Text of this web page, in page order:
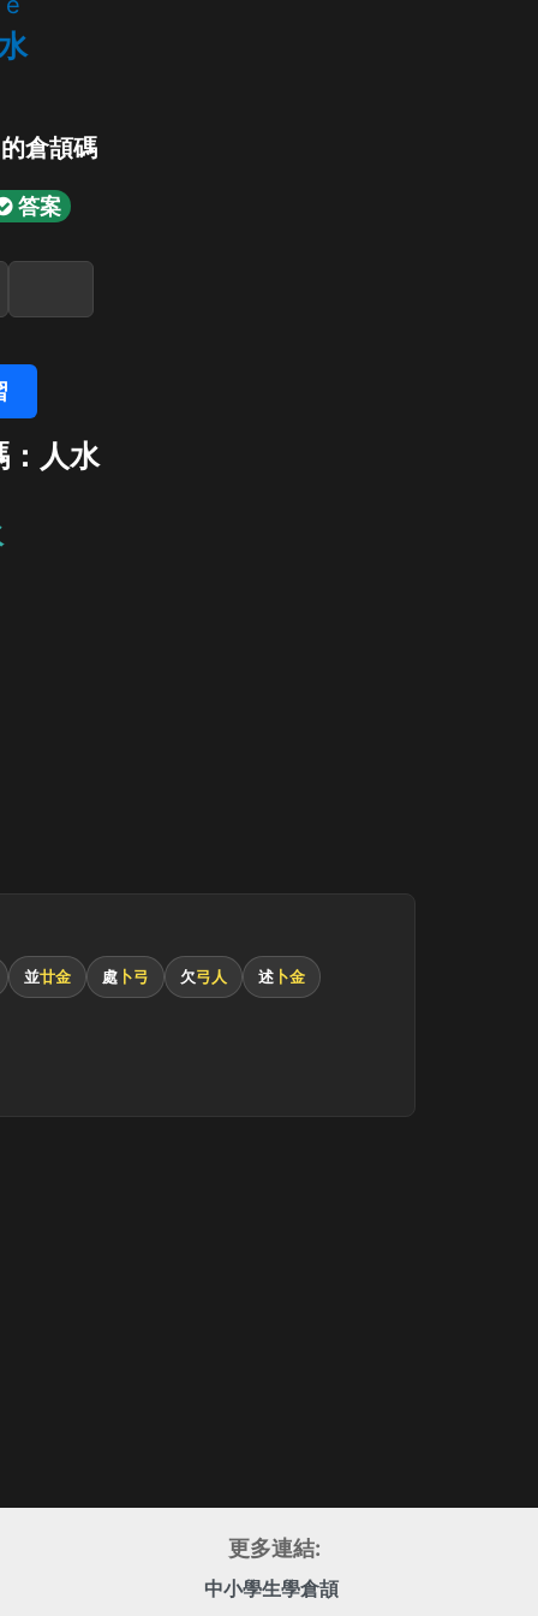
倉頡碼
答案
：人水
並廿金 處 卜弓 欠弓人 述 卜金
更多連結:
中小學生學倉頡